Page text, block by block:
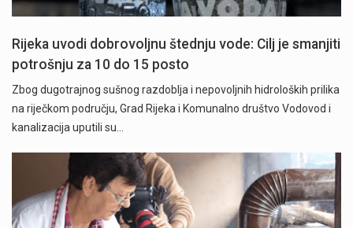
Rijeka uvodi dobrovoljnu štednju vode: Cilj je smanjiti
potrošnju za 10 do 15 posto
Zbog dugotrajnog sušnog razdoblja i nepovoljnih hidroloških prilika
na riječkom području, Grad Rijeka i Komunalno društvo Vodovod i
kanalizacija uputili su…